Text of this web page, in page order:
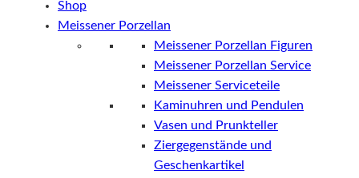
Shop
Meissener Porzellan
Meissener Porzellan Figuren
Meissener Porzellan Service
Meissener Serviceteile
Kaminuhren und Pendulen
Vasen und Prunkteller
Ziergegenstände und
Geschenkartikel